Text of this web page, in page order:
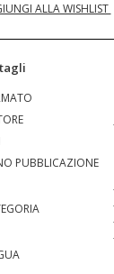
ALLA WISHLIST
PUBBLICAZIONE